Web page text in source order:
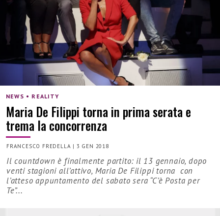
NEWS • REALITY
Maria De Filippi torna in prima serata e
trema la concorrenza
FRANCESCO FREDELLA | 3 GEN 2018
Il countdown è finalmente partito: il 13 gennaio, dopo
venti stagioni all’attivo, Maria De Filippi torna con
l’atteso appuntamento del sabato sera “C’è Posta per
Te”...